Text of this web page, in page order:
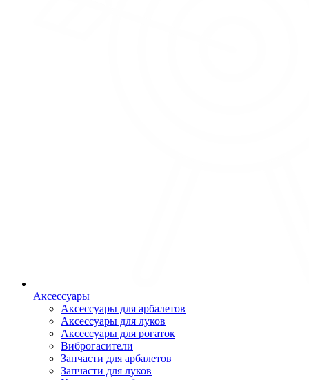
Аксессуары
Аксессуары для арбалетов
Аксессуары для луков
Аксессуары для рогаток
Виброгасители
Запчасти для арбалетов
Запчасти для луков